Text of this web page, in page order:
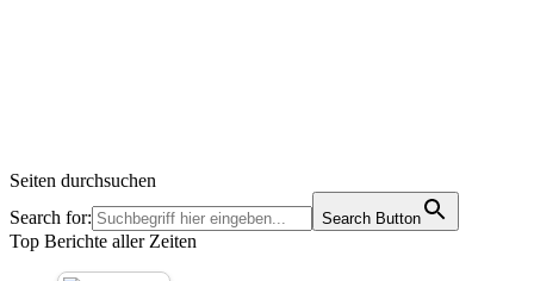
Seiten durchsuchen
Search for:
Search Button
Top Berichte aller Zeiten